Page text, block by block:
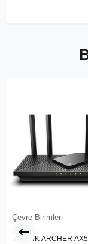
Çevre Birimleri
TP-LINK ARCHER